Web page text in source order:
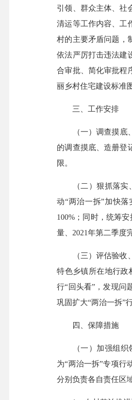
引领、群众主体、社
清运等工作内容、工
村的主要矛盾问题，
依法严厉打击违法建
合审批、简化审批程
丽乡村住宅建设标准
三、工作安排
（一）调查摸底、
的调查摸底、造册登
限。
（二）狠抓落实、
动“两治一拆”加快落
100%；同时，统筹
量、2021年第二季度
（三）评估验收、
特色乡镇所在地行政
行“回头看”，发现问
巩固扩大“两治一拆”
四、保障措施
（一）加强组织领
为“两治一拆”专项行
分别负责各自责任区